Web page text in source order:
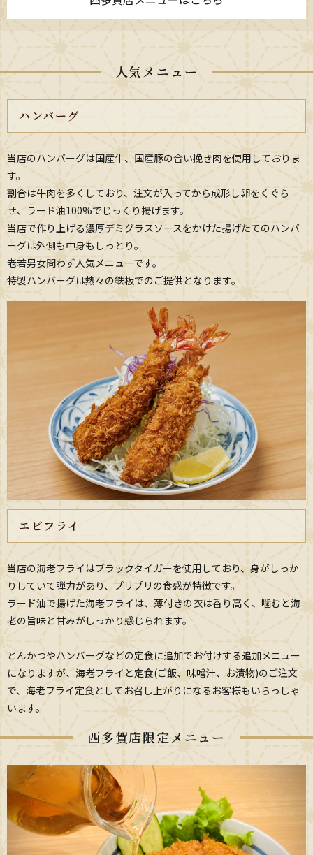
人気メニュー
ハンバーグ
当店のハンバーグは国産牛、国産豚の合い挽き肉を使用しておりま
す。
割合は牛肉を多くしており、注文が入ってから成形し卵をくぐら
せ、ラード油100%でじっくり揚げます。
当店で作り上げる濃厚デミグラスソースをかけた揚げたてのハンバ
ーグは外側も中身もしっとり。
老若男女問わず人気メニューです。
特製ハンバーグは熱々の鉄板でのご提供となります。
エビフライ
当店の海老フライはブラックタイガーを使用しており、身がしっか
りしていて弾力があり、プリプリの食感が特徴です。
ラード油で揚げた海老フライは、薄付きの衣は香り高く、噛むと海
老の旨味と甘みがしっかり感じられます。
とんかつやハンバーグなどの定食に追加でお付けする追加メニュー
になりますが、海老フライと定食(ご飯、味噌汁、お漬物)のご注文
で、海老フライ定食としてお召し上がりになるお客様もいらっしゃ
います。
西多賀店限定メニュー